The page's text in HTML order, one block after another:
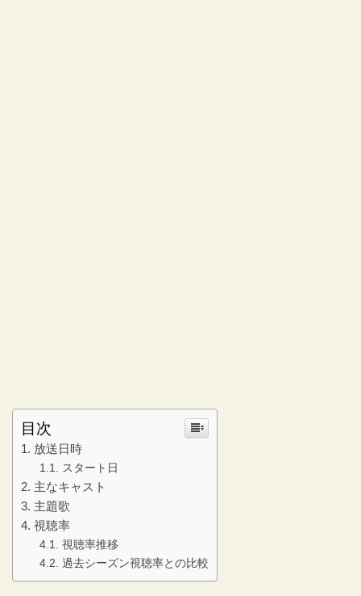
目次
放送日時
スタート日
主なキャスト
主題歌
視聴率
視聴率推移
過去シーズン視聴率との比較